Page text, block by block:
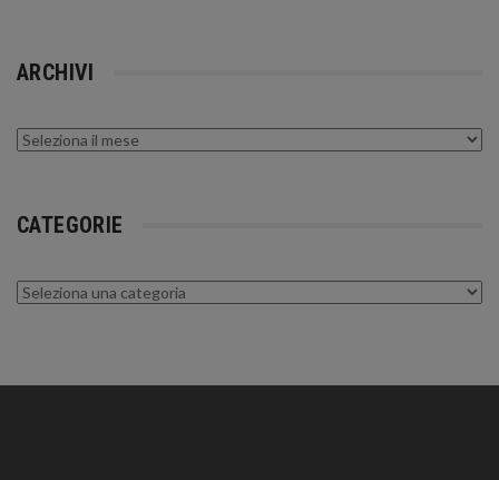
ARCHIVI
Archivi
CATEGORIE
Categorie